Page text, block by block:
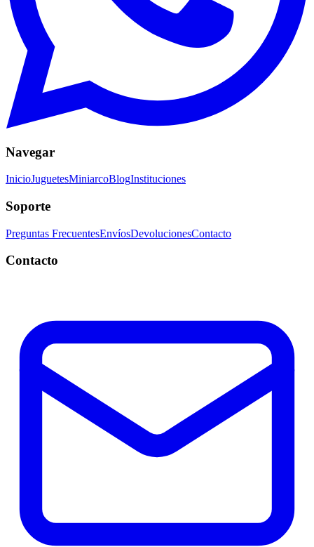
Navegar
InicioJuguetesMiniarcoBlogInstituciones
Soporte
Preguntas FrecuentesEnvíosDevolucionesContacto
Contacto